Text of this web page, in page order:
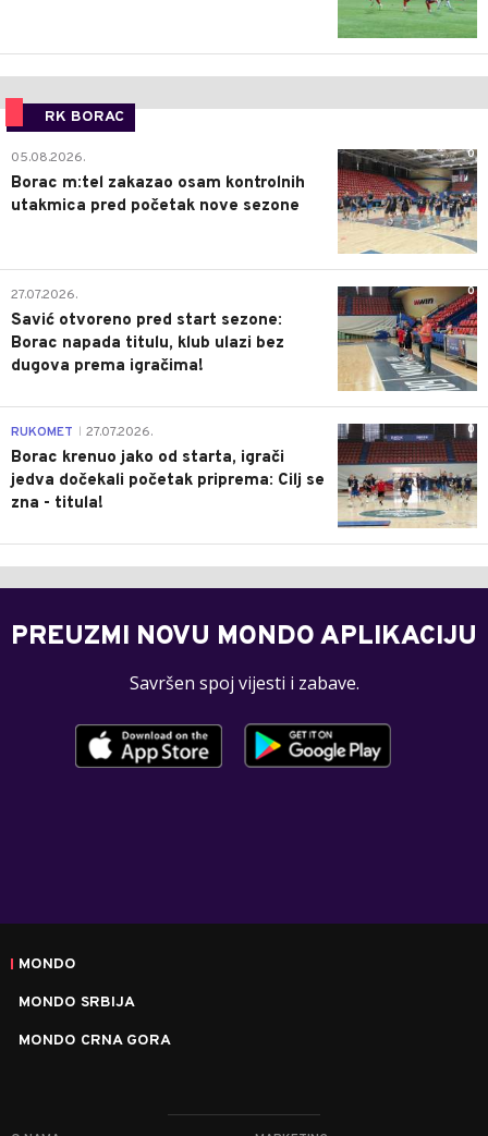
RK BORAC
0
05.08.2026.
Borac m:tel zakazao osam kontrolnih
utakmica pred početak nove sezone
0
27.07.2026.
Savić otvoreno pred start sezone:
Borac napada titulu, klub ulazi bez
dugova prema igračima!
0
RUKOMET 27.07.2026.
Borac krenuo jako od starta, igrači
jedva dočekali početak priprema: Cilj se
zna - titula!
PREUZMI NOVU MONDO APLIKACIJU
Savršen spoj vijesti i zabave.
MONDO
MONDO SRBIJA
MONDO CRNA GORA